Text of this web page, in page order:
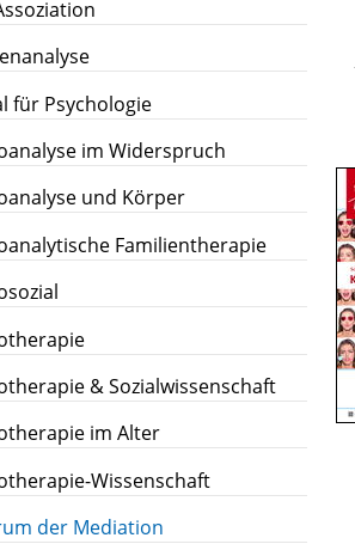
für Psychologie
im Widerspruch
und Körper
Familientherapie
& Sozialwissenschaft
im Alter
Wissenschaft
der Mediation